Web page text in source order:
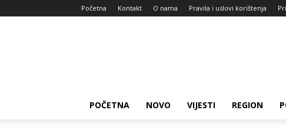
Početna Kontakt O nama Pravila i uslovi korištenja
POČETNA NOVO VIJESTI REGION